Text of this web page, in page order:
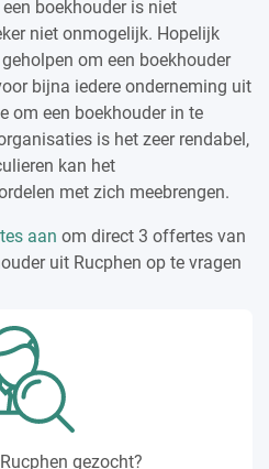
boekhouder is niet
niet onmogelijk. Hopelijk
om een boekhouder
bijna iedere onderneming uit
om een boekhouder in te
is het zeer rendabel,
kan het
met zich meebrengen.
aan om direct 3 offertes van
uit Rucphen op te vragen
gezocht?